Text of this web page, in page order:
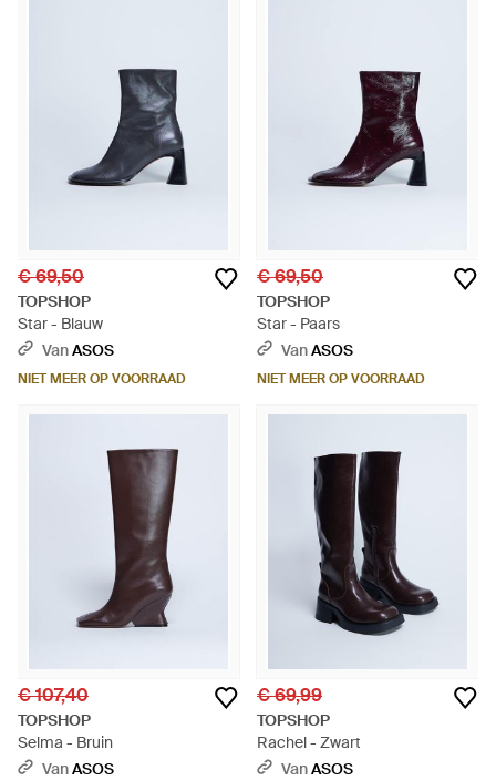
€ 69,50
TOPSHOP
Star - Blauw
VanASOS
NIET MEER OP VOORRAAD
€ 69,50
TOPSHOP
Star - Paars
VanASOS
NIET MEER OP VOORRAAD
€ 107,40
TOPSHOP
Selma - Bruin
VanASOS
€ 69,99
TOPSHOP
Rachel - Zwart
VanASOS